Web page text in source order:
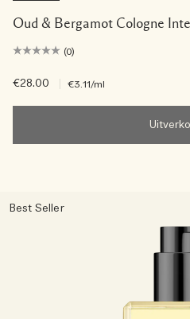
Oud & Bergamot Cologne
(0)
€28.00 €3.11/ml
Best Seller